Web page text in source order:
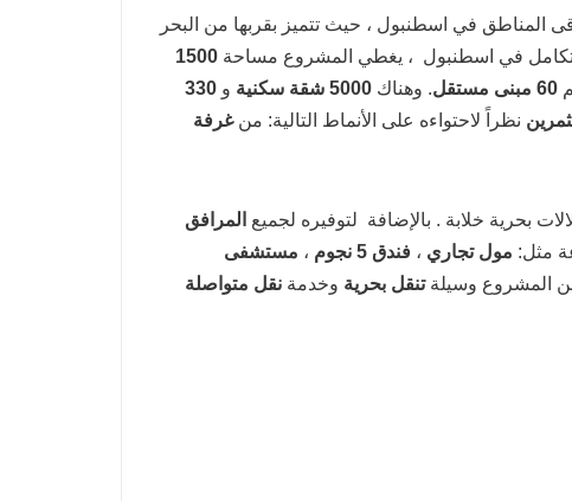
المناطق في اسطنبول ، حيث تتميز بقربها من البحر
في اسطنبول ، يغطي المشروع مساحة 1500
60 مبنى مستقل . وهناك 5000 شقة سكنية و 330
نظراً لاحتواءه على الأنماط التالية: منغرفة
بحرية خلابة . بالإضافة لتوفيره لجميع المرافق
مثل: مول تجاري ، فندق 5 نجوم ، مستشفى
المشروع وسيلةتنقل بحرية وخدمة نقل متواصلة